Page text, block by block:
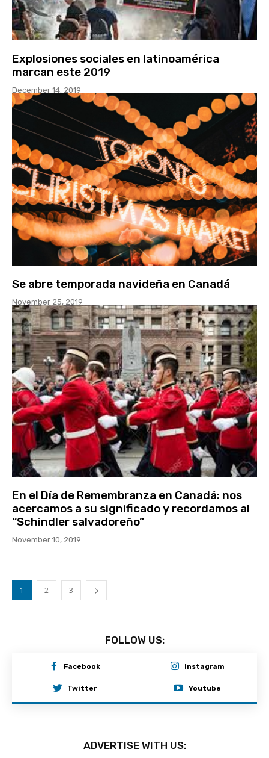
Explosiones sociales en latinoamérica
marcan este 2019
December 14, 2019
Se abre temporada navideña en Canadá
November 25, 2019
En el Día de Remembranza en Canadá: nos
acercamos a su significado y recordamos al
“Schindler salvadoreño”
November 10, 2019
1 2 3
FOLLOW US:
Facebook Instagram
Twitter Youtube
ADVERTISE WITH US: